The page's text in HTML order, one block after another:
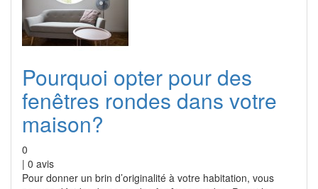
Pourquoi opter pour des
fenêtres rondes dans votre
maison?
0
| 0 avis
Pour donner un brin d’originalité à votre habitation, vous